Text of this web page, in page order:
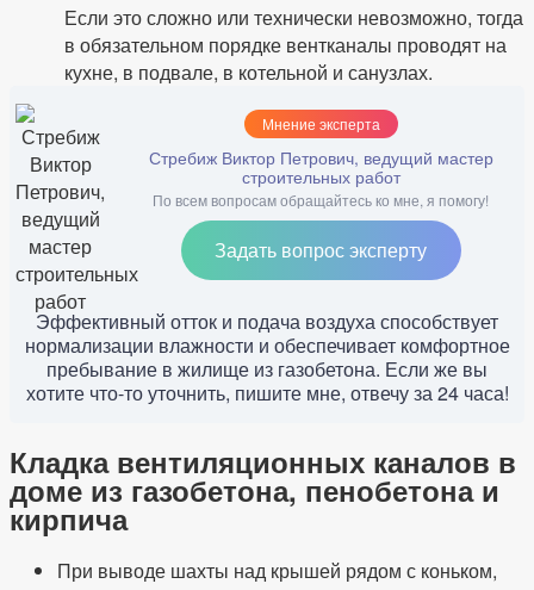
Если это сложно или технически невозможно, тогда
в обязательном порядке вентканалы проводят на
кухне, в подвале, в котельной и санузлах.
Мнение эксперта
Стребиж Виктор Петрович, ведущий мастер
строительных работ
По всем вопросам обращайтесь ко мне, я помогу!
Задать вопрос эксперту
Эффективный отток и подача воздуха способствует
нормализации влажности и обеспечивает комфортное
пребывание в жилище из газобетона. Если же вы
хотите что-то уточнить, пишите мне, отвечу за 24 часа!
Кладка вентиляционных каналов в
доме из газобетона, пенобетона и
кирпича
При выводе шахты над крышей рядом с коньком,